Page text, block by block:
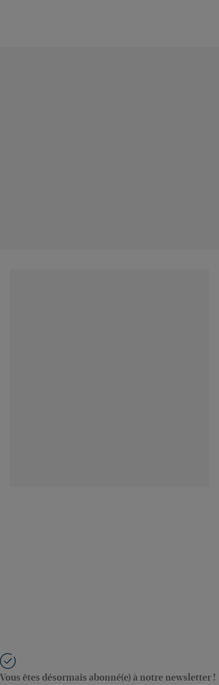
Vous êtes désormais abonné(e) à notre newsletter !